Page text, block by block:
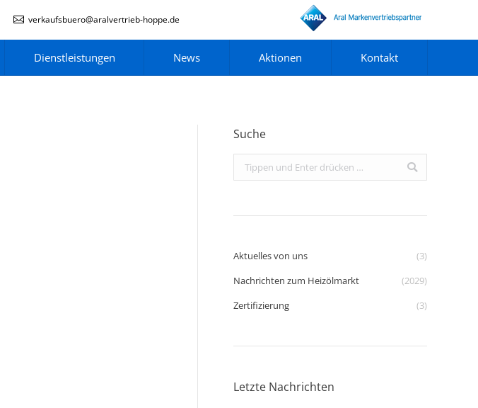
verkaufsbuero@aralvertrieb-hoppe.de
Dienstleistungen News Aktionen Kontakt
Suche
Search:
Aktuelles von uns
(3)
Nachrichten zum Heizölmarkt
(2029)
Zertifizierung
(3)
Letzte Nachrichten